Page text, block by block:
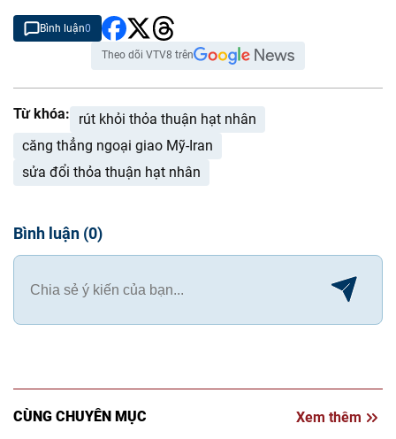
Bình luận0
Theo dõi VTV8 trên
Từ khóa:
rút khỏi thỏa thuận hạt nhân
căng thẳng ngoại giao Mỹ-Iran
sửa đổi thỏa thuận hạt nhân
Bình luận (0)
CÙNG CHUYÊN MỤC Xem thêm